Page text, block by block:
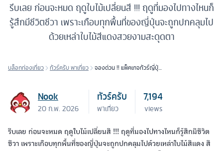
รีบเลย ก่อนจะหมด ฤดูใบไม้เปลี่ยนสี !!! ฤดูที่มองไปทางไหนก็
รู้สึกมีชีวิตชีวา เพราะเกือบทุกพื้นที่ของญี่ปุ่นจะถูกปกคลุมไป
ด้วยเหล่าใบไม้สีแดงสวยงามสะดุดตา
บล็อกท่องเที่ยว ทัวร์ครับ พาเที่ยว
จองด่วน !! แพ็คเกจทัวร์ญี่ปุ่น
Nook
20 ก.พ. 2026
ทัวร์ครับ
พาเที่ยว
7,194
views
รีบเลย ก่อนจะหมด ฤดูใบไม้เปลี่ยนสี !!! ฤดูที่มองไปทางไหนก็รู้สึกมีชีวิต
ชีวา เพราะเกือบทุกพื้นที่ของญี่ปุ่นจะถูกปกคลุมไปด้วยเหล่าใบไม้สีแดง สี